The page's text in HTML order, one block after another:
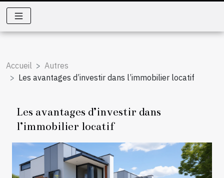
Accueil
Autres
Les avantages d’investir dans l’immobilier locatif
Les avantages d’investir dans
l’immobilier locatif